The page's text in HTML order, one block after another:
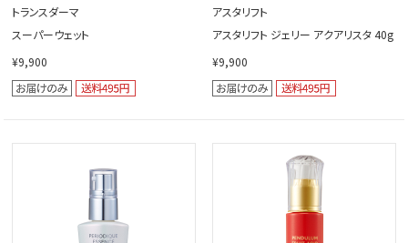
トランスダーマ
スーパーウェット
¥9,900
アスタリフト
アスタリフト ジェリー アクアリスタ 40g
¥9,900